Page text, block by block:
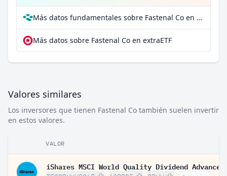
Más datos fundamentales sobre Fastenal Co en Parqet
Más datos sobre Fastenal Co en extraETF
Valores similares
Los inversores que tienen Fastenal Co también suelen invertir
en estos valores.
VALOR